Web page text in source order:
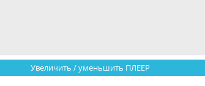
Увеличить / уменьшить ПЛЕЕР